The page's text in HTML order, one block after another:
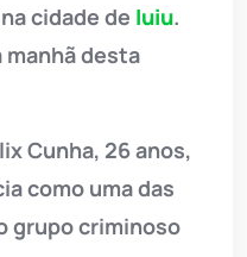
cidade de Iuiu.
desta
Cunha, 26 anos,
como uma das
grupo criminoso